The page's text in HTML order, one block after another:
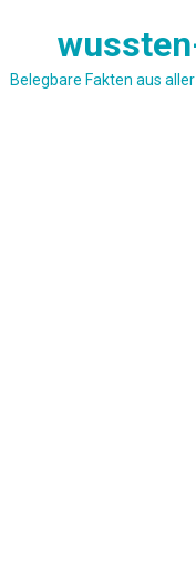
Belegbare Fakten aus